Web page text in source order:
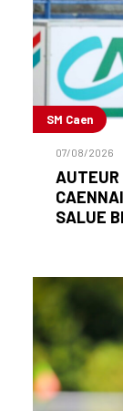
SM Caen
07/08/2026
AUTEUR
SALUE